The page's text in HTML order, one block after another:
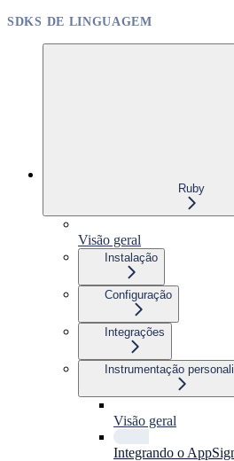
SDKS DE LINGUAGEM
Ruby
Visão geral
Instalação
Configuração
Integrações
Instrumentação
Visão geral
Integrando o